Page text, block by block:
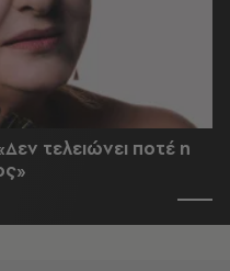
τελειώνει ποτέ η